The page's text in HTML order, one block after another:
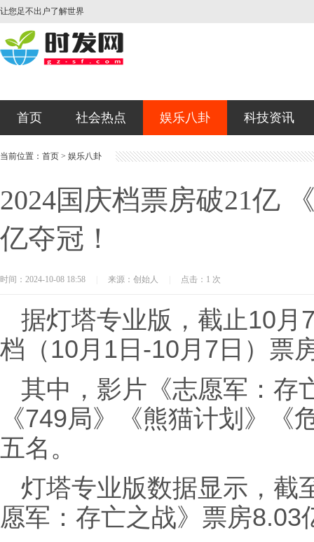
让您足不出户了解世界
首页 社会热点 娱乐八卦 科技资讯
当前位置： 首页 > 娱乐八卦
2024国庆档票房破21亿
亿夺冠！
时间：2024-10-08 18:58 来源：创始人 点击：1 次
据灯塔专业版，截止10月
档（10月1日-10月7日）票
其中，影片《志愿军：存
《749局》《熊猫计划》《
五名。
灯塔专业版数据显示，截
愿军：存亡之战》票房